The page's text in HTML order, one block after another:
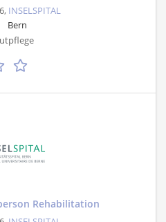
INSELSPITAL
Bern
Rehabilitation